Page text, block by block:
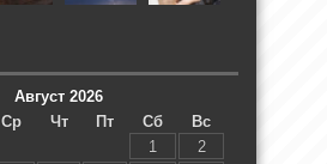
Август 2026
Ср Чт Пт Сб
Вс
1
2